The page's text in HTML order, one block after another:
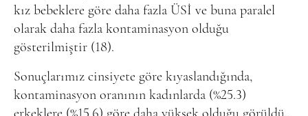
kız bebeklere göre daha fazla ÜSİ ve buna paralel
olarak daha fazla kontaminasyon olduğu
gösterilmiştir (18).
Sonuçlarımız cinsiyete göre kıyaslandığında,
kontaminasyon oranının kadınlarda (%25.3)